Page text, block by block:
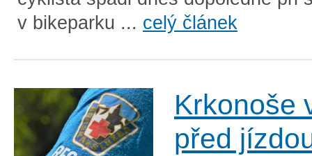
v bikeparku ... celý článek
Krkonoše
před